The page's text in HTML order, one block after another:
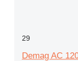
29
Demag AC